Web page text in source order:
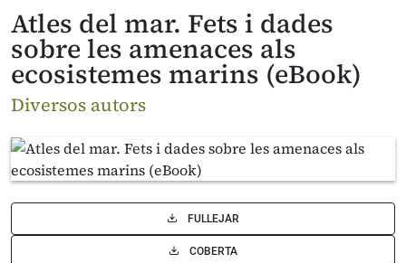
Atles del mar. Fets i dades
sobre les amenaces als
ecosistemes marins (eBook)
Diversos autors
FULLEJAR
COBERTA